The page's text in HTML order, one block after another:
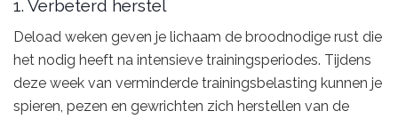
1. Verbeterd herstel
Deload weken geven je lichaam de broodnodige rust die
het nodig heeft na intensieve trainingsperiodes. Tijdens
deze week van verminderde trainingsbelasting kunnen je
spieren, pezen en gewrichten zich herstellen van de